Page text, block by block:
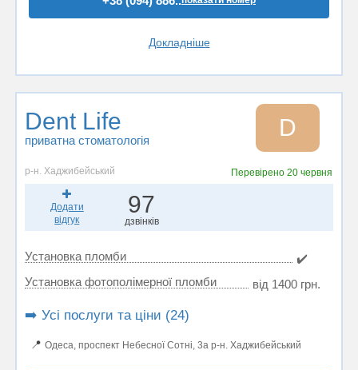
Докладніше
Dent Life
приватна стоматологія D
р-н. Хаджибейський Перевірено20 червня
Додати
відгук
97
дзвінків
Установка пломби
✔️
Установка фотополімерної пломби
від 1400 грн.
➡️ Усі послуги та ціни (24)
📍 Одеса, проспект Небесної Сотні, 3а р-н. Хаджибейський